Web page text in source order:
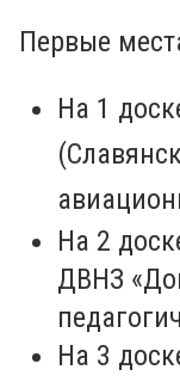
Первые
На 1
На 2
ДВНЗ
На 3